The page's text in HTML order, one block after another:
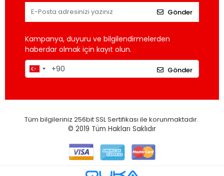
Gönder
Kampanya, duyuru ve bilgilendirmelerden
haberdar olmak için kayıt olun.
Gönder
Tüm bilgileriniz 256bit SSL Sertifikası ile korunmaktadır.
© 2019 Tüm Hakları Saklıdır